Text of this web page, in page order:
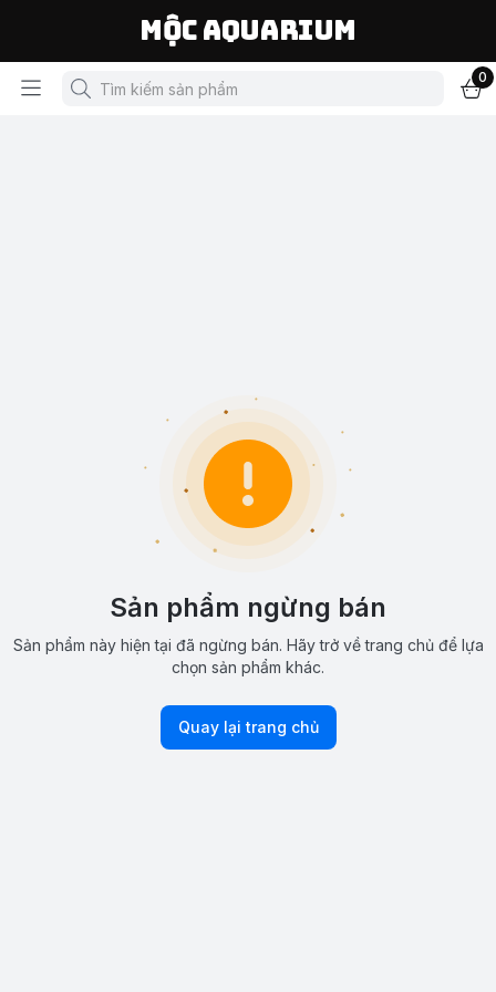
Mộc Aquarium
0
Sản phẩm ngừng bán
Sản phẩm này hiện tại đã ngừng bán. Hãy trở về trang chủ để lựa
chọn sản phẩm khác.
Quay lại trang chủ